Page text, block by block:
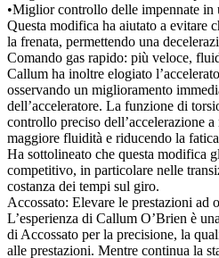
•Miglior controllo delle impennate in
Questa modifica ha aiutato a evitare
la frenata, permettendo una
Comando gas rapido: più veloce,
Callum ha inoltre elogiato
osservando un miglioramento
dell’acceleratore. La funzione di
controllo preciso dell’accelerazione
maggiore fluidità e riducendo la
Ha sottolineato che questa modifica
competitivo, in particolare nelle
costanza dei tempi sul giro.
Accossato: Elevare le prestazioni ad
L’esperienza di Callum O’Brien è
di Accossato per la precisione, la
alle prestazioni. Mentre continua la